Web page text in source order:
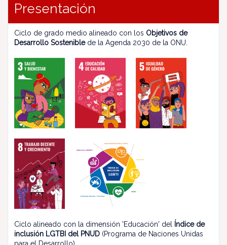
Presentación
Ciclo de grado medio alineado con los Objetivos de
Desarrollo Sosteniblede la Agenda 2030 de la ONU.
Ciclo alineado con la dimensión 'Educación' del
Índice de
inclusión LGTBI del PNUD (Programa de Naciones Unidas
para el Desarrollo)